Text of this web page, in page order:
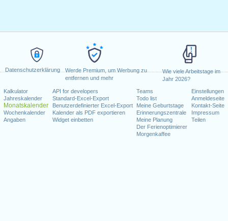
Datenschutzerklärung
Werde Premium, um Werbung zu
entfernen und mehr
Wie viele Arbeitstage im
Jahr 2026?
Kalkulator
Jahreskalender
Monatskalender
Wochenkalender
Angaben
API for developers
Standard-Excel-Export
Benutzerdefinierter Excel-Export
Kalender als PDF exportieren
Widget einbetten
Teams
Todo list
Meine Geburtstage
Erinnerungszentrale
Meine Planung
Der Ferienoptimierer
Morgenkaffee
Einstellungen
Anmeldeseite
Kontakt-Seite
Impressum
Teilen